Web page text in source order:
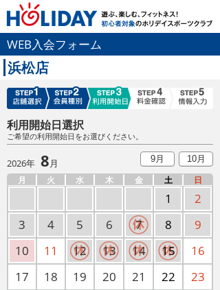
WEB入会フォーム
浜松店
利用開始日選択
ご希望の利用開始日をお選びください。
2026年 8月 9月 10月
月 火 水 木 金 土 日
1
2
3
4 5 6 7 8
9
10
11 12 13 14 15
16
17
18 19 20 21 22
23